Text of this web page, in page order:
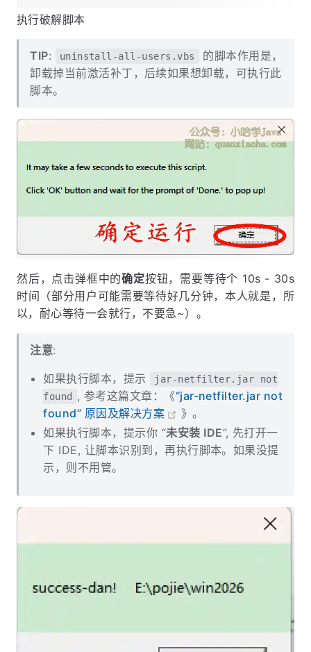
执行破解脚本
TIP: uninstall-all-users.vbs
的脚本作用是，
卸载掉当前激活补丁，后续如果想卸载，可执行此
脚本。
然后，点击弹框中的确定按钮，需要等待个 10s - 30s
时间（部分用户可能需要等待好几分钟，本人就是，所
以，耐心等待一会就行，不要急~）。
注意:
如果执行脚本，提示
jar-netfilter.jar not
found
, 参考这篇文章：《“jar-netfilter.jar not
found” 原因及解决方案
》。
如果执行脚本，提示你 “未安装 IDE”, 先打开一
下 IDE, 让脚本识别到，再执行脚本。如果没提
示，则不用管。